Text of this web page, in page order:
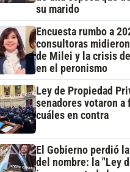
su marido
Encuesta rumbo a
consultoras
de Milei y la crisis
en el peronismo
Ley de Propiedad
senadores votaron a
cuáles en contra
El Gobierno perdió
del nombre: la "Ley